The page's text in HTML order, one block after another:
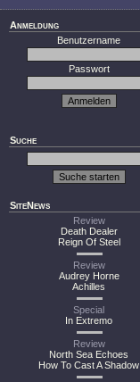
Anmeldung
Benutzername
Passwort
Suche
SiteNews
Review
Death Dealer
Reign Of Steel
Review
Audrey Horne
Achilles
Special
In Extremo
Review
North Sea Echoes
How To Cast A Shadow